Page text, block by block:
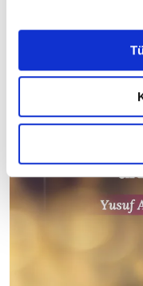
belirleyebilirsiniz.
Ayarlar butonuna
Metnimizi ziyaret
6698 sayılı Kişisel
okumak ve sitemizi
gerçekleştirilen veri
detaylı bilgi almak